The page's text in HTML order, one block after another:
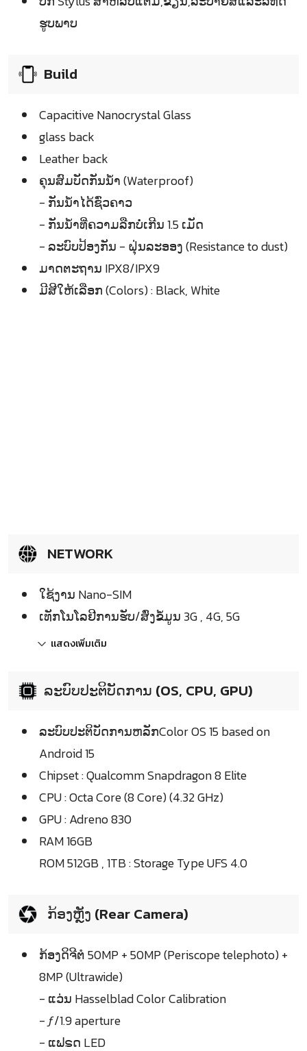
ຮູບພາບ
Build
Capacitive Nanocrystal Glass
glass back
Leather back
ຄຸນສົມບັດກັນນ້ຳ (Waterproof)
- ກັນນ້ຳໄດ້ຊົ່ວຄາວ
- ກັນນ້ຳທີ່ຄວາມລືກບໍ່ເກີນ 1.5 ເມັດ
- ລະບົບປ້ອງກັນ - ຝຸ່ນລະອອງ (Resistance to dust)
ມາດຕະຖານ IPX8/IPX9
ມີສີໃຫ້ເລືອກ (Colors) : Black, White
NETWORK
ໃຊ້ງານ Nano-SIM
ເທັກໂນໂລຢີການຮັບ/ສົ່ງຂໍ້ມູນ 3G , 4G, 5G
แสดงเพิ่มเติม
ລະບົບປະຕິບັດການ (OS, CPU, GPU)
ລະບົບປະຕິບັດການຫລັກColor OS 15 based on
Android 15
Chipset : Qualcomm Snapdragon 8 Elite
CPU : Octa Core (8 Core) (4.32 GHz)
GPU : Adreno 830
RAM 16GB
ROM 512GB , 1TB : Storage Type UFS 4.0
ກ້ອງຫຼັງ (Rear Camera)
ກ້ອງດິຈີຕໍ 50MP + 50MP (Periscope telephoto) +
8MP (Ultrawide)
- ແວ່ນ Hasselblad Color Calibration
- ƒ/1.9 aperture
- ແຟຣດ LED